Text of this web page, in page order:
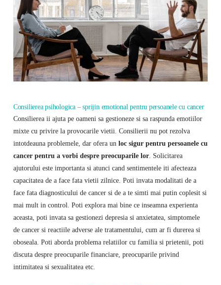
Consilierea psihologica – sprijin emotional pentru persoanele cu cancer
Consilierea ii ajuta pe oameni sa gestioneze si sa raspunda emotiilor
mixte cu privire la provocarile vietii. Consilierii nu pot rezolva
intotdeauna problemele, dar ofera un loc sigur pentru persoanele cu
cancer pentru a vorbi despre preocuparile lor. Solicitarea
ajutorului este importanta si atunci cand sentimentele iti afecteaza
capacitatea de a face fata vietii zilnice. Poti invata modalitati de a
face fata diagnosticului de cancer si de a te simti mai putin coplesit si
mai mult in control. Poti explora mai bine ce inseamna experienta
aceasta, poti invata sa gestionezi depresia si anxietatea, simptomele
de cancer si reactiile adverse ale tratamentului, cum ar fi durerea si
oboseala. Poti aborda problema relatiilor cu familia si prietenii, poti
discuta despre preocuparile financiare, preocuparile privind
intimitatea si sexualitatea etc.